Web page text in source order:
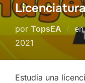
por TopsEA
2021
Estudia una